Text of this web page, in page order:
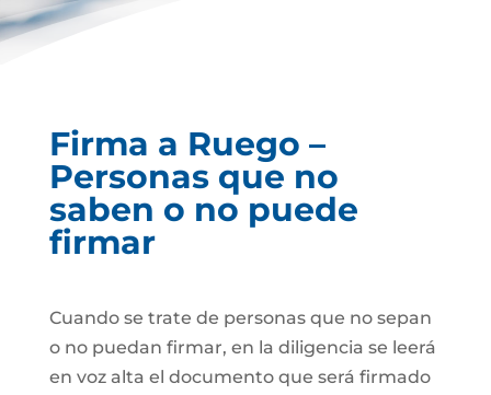
Firma a Ruego –
Personas que no
saben o no puede
firmar
Cuando se trate de personas que no sepan
o no puedan firmar, en la diligencia se leerá
en voz alta el documento que será firmado